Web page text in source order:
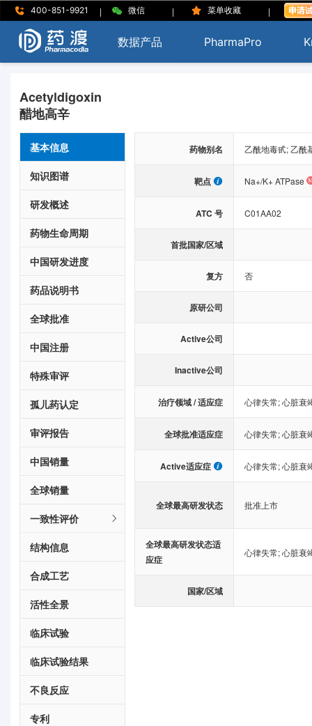
400-851-9921 | 微信 | 菜单收藏 |
数据产品 PharmaPro
Acetyldigoxin
醋地高辛
基本信息
知识图谱
研发概述
药物生命周期
中国研发进度
药品说明书
全球批准
中国注册
特殊审评
孤儿药认定
审评报告
中国销量
全球销量
一致性评价
结构信息
合成工艺
活性全景
临床试验
临床试验结果
不良反应
专利
药物别名 乙酰地毒甙; 乙酰
靶点 Na+/K+ ATPase
ATC 号 C01AA02
首批国家/区域
复方 否
原研公司
Active公司
Inactive公司
治疗领域 / 适应症 心律失常;心脏衰
全球批准适应症 心律失常;心脏衰
Active适应症 心律失常;心脏衰
全球最高研发状态 批准上市
全球最高研发状态适
应症
心律失常;心脏衰
国家/区域